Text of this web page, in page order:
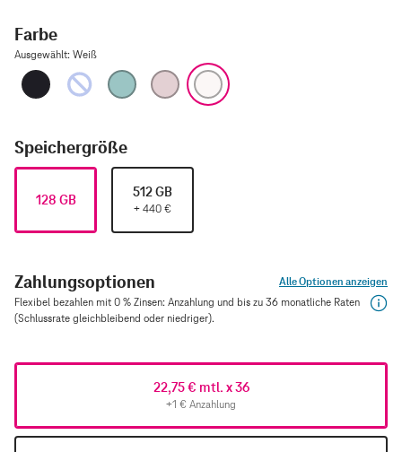
Farbe
Ausgewählt: Weiß
Schwarz UltramarinBlaugrünPink
Speichergröße
128 GB 512 GB
+ 440 €
Zahlungsoptionen
Alle Optionen anzeigen
Flexibel bezahlen mit 0 % Zinsen: Anzahlung und bis zu 36 monatliche Raten
(Schlussrate gleichbleibend oder niedriger).
22,75 € mtl. x 36
+1 € Anzahlung